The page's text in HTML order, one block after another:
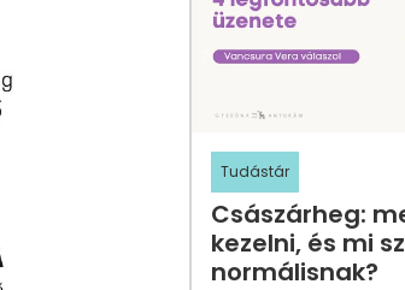
Tudástár
Császárheg:
kezelni, és mi
normálisnak?